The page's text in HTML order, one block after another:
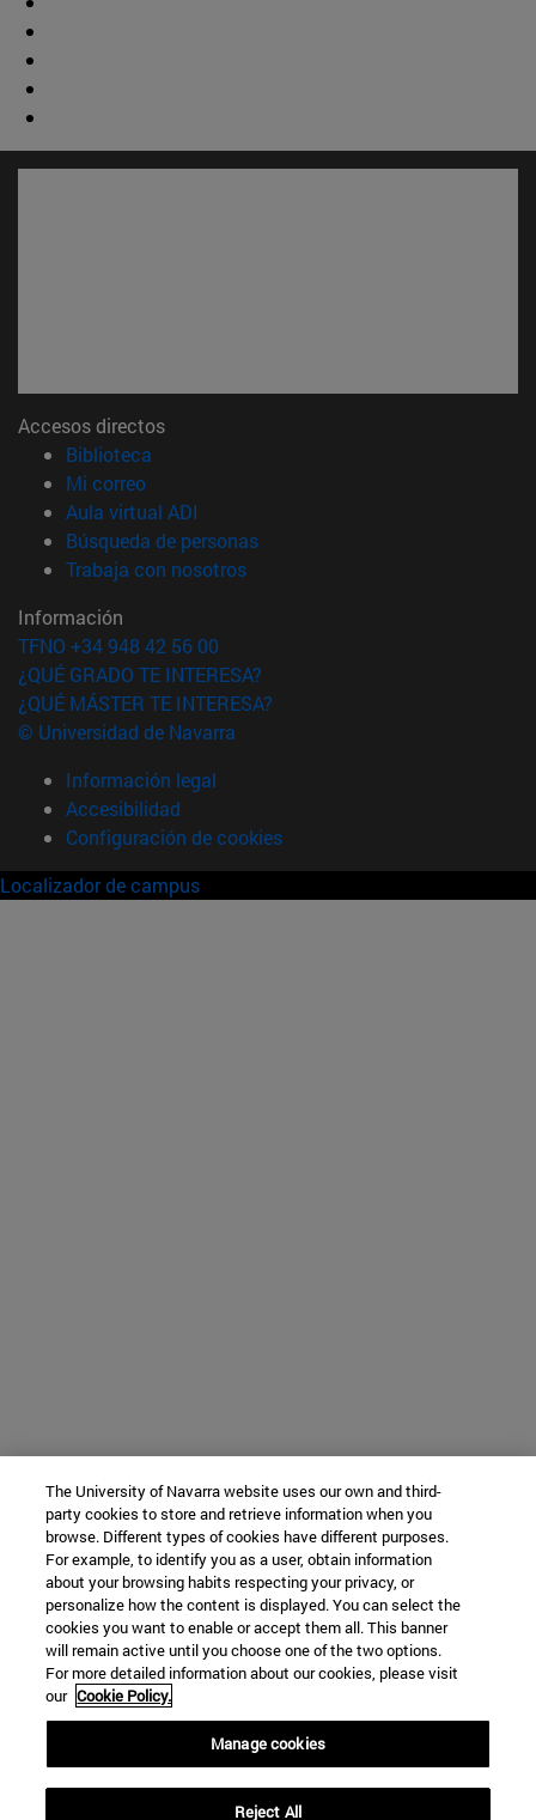
Accesos directos
Biblioteca
Mi correo(abre en nueva ventana)
Aula virtual ADI
Búsqueda de personas(abre en nueva ventana)
Trabaja con nosotros(abre en nueva ventana)
Información
TFNO +34 948 42 56 00
¿QUÉ GRADO TE INTERESA?
¿QUÉ MÁSTER TE INTERESA?
© Universidad de Navarra
Información legal
Accesibilidad
Configuración de cookies
Localizador de campus
The University of Navarra website uses our own and third-
party cookies to store and retrieve information when you
browse. Different types of cookies have different purposes.
For example, to identify you as a user, obtain information
about your browsing habits respecting your privacy, or
personalize how the content is displayed. You can select the
cookies you want to enable or accept them all. This banner
will remain active until you choose one of the two options.
For more detailed information about our cookies, please visit
our Cookie Policy.
Manage cookies
Reject All